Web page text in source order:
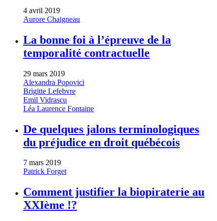
4 avril 2019
Aurore Chaigneau
La bonne foi à l’épreuve de la
temporalité contractuelle
29 mars 2019
Alexandra Popovici
Brigitte Lefebvre
Emil Vidrascu
Léa Laurence Fontaine
De quelques jalons terminologiques
du préjudice en droit québécois
7 mars 2019
Patrick Forget
Comment justifier la biopiraterie au
XXIème !?